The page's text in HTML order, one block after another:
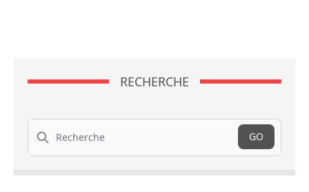
RECHERCHE
Recherche
GO